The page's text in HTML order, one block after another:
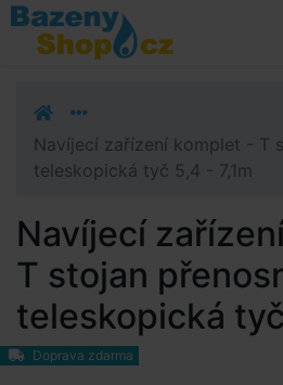
Přejít k navigaci
Přejít na obsah
Přejít k postrannímu sloupci
Navíjecí zařízení komplet - T
teleskopická tyč 5,4 - 7,1m
Navíjecí
T stojan
teleskopická
Doprava zdarma